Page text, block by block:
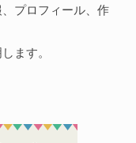
プロフィール、作
ます。